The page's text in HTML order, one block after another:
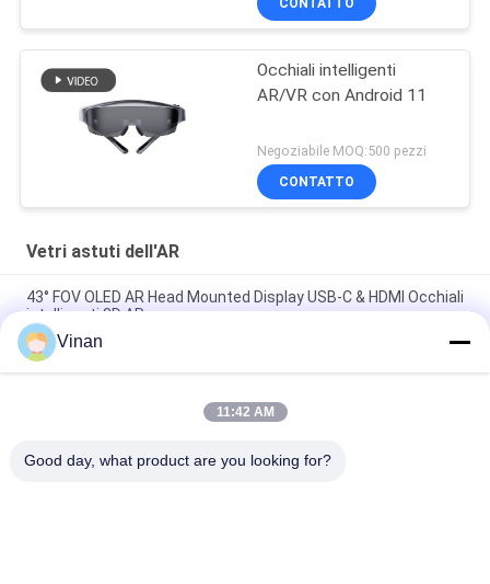
CONTATTO
Occhiali intelligenti
AR/VR con Android 11
Negoziabile MOQ:500 pezzi
CONTATTO
Vetri astuti dell'AR
43° FOV OLED AR Head Mounted Display USB-C & HDMI Occhiali
intelligenti 3D AR
1080P OLED 43° FOV 1800 Nits AR Occhiali intelligenti 0~-600°
Dioptore Occhiali 3D HMD Con USB-C
2000 pidocchi 3D binoculari di OLED 1920 * 1080 * 2 hanno
Vinan
11:42 AM
Good day, what product are you looking for?